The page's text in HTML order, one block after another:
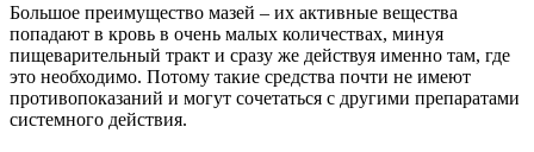
Большое преимущество мазей – их активные вещества
попадают в кровь в очень малых количествах, минуя
пищеварительный тракт и сразу же действуя именно там, где
это необходимо. Потому такие средства почти не имеют
противопоказаний и могут сочетаться с другими препаратами
системного действия.